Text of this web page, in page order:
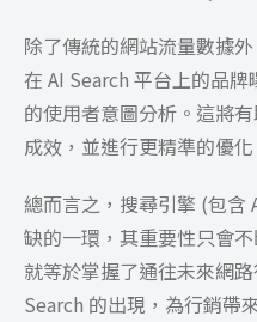
除了傳統的網站流量數據
在 AI Search 平台上的品
的使用者意圖分析。這將
成效，並進行更精準的優化
總而言之，搜尋引擎 (包含
缺的一環，其重要性只會
就等於掌握了通往未來網
Search 的出現，為行銷帶